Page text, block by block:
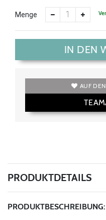
Menge
IN DEN
AUF
PRODUKTDETAILS
PRODUKTBESCHREIBUNG: